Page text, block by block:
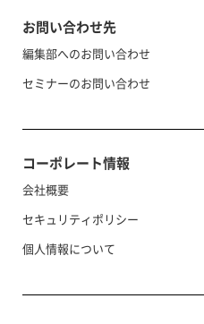
お問い合わせ先
編集部へのお問い合わせ
セミナーのお問い合わせ
コーポレート情報
会社概要
セキュリティポリシー
個人情報について